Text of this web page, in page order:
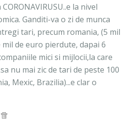
la nivel
Ganditi-va o zi de munca
tari, precum romania, (5 mil
de euro pierdute, dapai 6
mici si mijlocii,la care
nu mai zic de tari de peste 100
Mexic, Brazilia)...e clar o